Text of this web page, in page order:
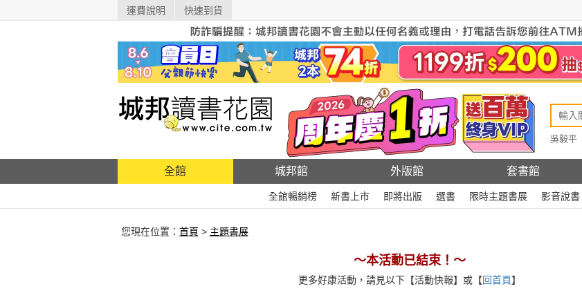
運費說明 快速到貨
吳毅平
全館 城邦館 外版館 套書館
全館暢銷榜 新書上市 即將出版 選書 限時主題書展 影音說書
您現在位置： 首頁 > 主題書展
～本活動已結束！～
更多好康活動，請見以下【活動快報】或【回首頁】